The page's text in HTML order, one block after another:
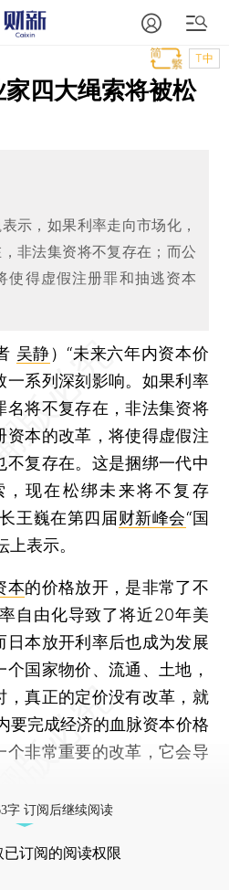
T中
四大绳索将被松
示，如果利率走向市场化，
非法集资将不复存在；而公
使得虚假注册罪和抽逃资本
吴静）“未来六年内资本价
一系列深刻影响。如果利率
名将不复存在，非法集资将
资本的改革，将使得虚假注
不复存在。这是捆绑一代中
，现在松绑未来将不复存
王巍在第四届财新峰会“国
上表示。
本的价格放开，是非常了不
自由化导致了将近20年美
日本放开利率后也成为发展
国家物价、流通、土地，
，真正的定价没有改革，就
要完成经济的血脉资本价格
个非常重要的改革，它会导
字 订阅后继续阅读
已订阅的阅读权限